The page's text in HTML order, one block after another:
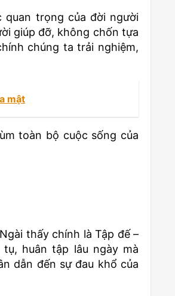
trọng của đời người
giúp đỡ, không chốn tựa
chúng ta trải nghiệm,
mật
toàn bộ cuộc sống của
thấy chính là Tập đế –
huân tập lâu ngày mà
dẫn đến sự đau khổ của